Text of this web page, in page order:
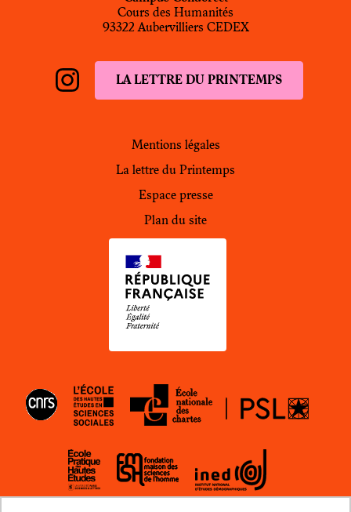
Cours des Humanités
93322 Aubervilliers CEDEX
Instagram
LA LETTRE DU PRINTEMPS
Mentions légales
La lettre du Printemps
Espace presse
Plan du site
CNRS EHESS ENC
EPHE FMSH